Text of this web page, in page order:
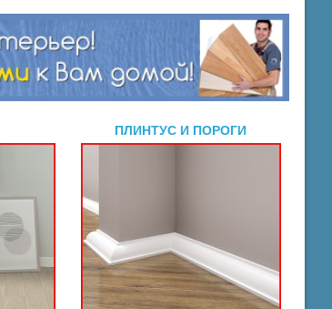
ПЛИНТУС И ПОРОГИ